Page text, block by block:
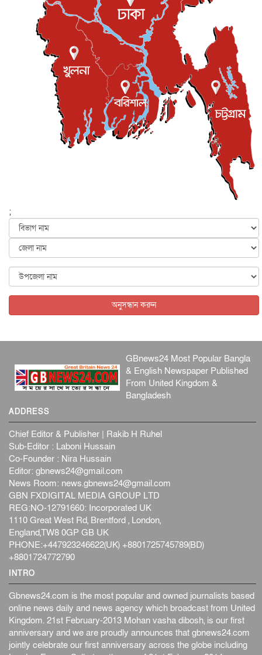
খেলাধুলা
শিল্পকলায় চলচ্চিত্র উৎসব, বিনা মূল্যে দেখা যাবে ৬ সিনেমা
বিনোদন ৮ আগস্ট, ২০২৬
ইস্ট লন্ডন মসজিদের জুমার খুতবা : “কুরআন হোক জীবন দেখার
লেন্স...
ইসলাম ও জীবন ৭ আগস্ট, ২০২৬
সিলেটের কন্যা মোহিনী রশিদ এনওয়াইপিডির উচ্চপদস্থ কর্মকর্তা
দেশজুড়ে ৬ আগস্ট, ২০২৬
আজ থেকে সবার জন্য উন্মুক্ত জুলাই স্মৃতি জাদুঘর
৬ আগস্ট, ২০২৬
৬ আগস্ট, ২০২৬
জুলাইয়ের কৃতিত্ব নেওয়ার জন্য সবাই প্রতিযোগিতায় নেমেছে :
৬ আগস্ট, ২০২৬
৬ আগস্ট, ২০২৬
;
অনুসন্ধান করুন
GBnews24 Most Popular Bangla
& English Newspaper Published
From United Kingdom &
Bangladesh
ADDRESS
Chief Editor & Publisher | Rakib H Ruhel
Sub-Editor : Laboni Hussain
Co-Founder : Nira Hussain
Editor: gbnews24@gmail.com
News Room: news.gbnews24@gmail.com
GBN FXDIGITAL MEDIA GROUP LTD
REG:NO-12791660: Incorporated UK
1110 Great West Rd, Brentford , London,
England,TW8 0GP GB UK
PHONE:+447923246622(UK) +8801725745789(BD)
+8801724772790
INTRO
Gbnews24.com is the most popular and owned journalists based
online news daily and news agency which broadcast from United
Kingdom. 21st February-2013 Mohan vasha dibosh, is our first
anniversary and we are proudly announces that gbnews24.com
jointly celebrate our first anniversary across the globe including